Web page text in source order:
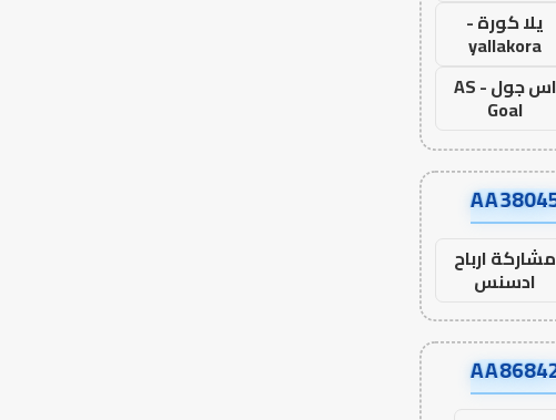
يلا كورة -
yallakora
اس جول - AS
Goal
مشاركة ارباح
ادسنس